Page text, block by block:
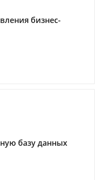
бизнес-
базу данных